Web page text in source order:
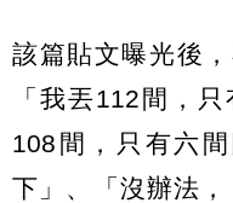
該篇貼文曝光後
「我丟112間，
108間，只有六
下」、「沒辦法